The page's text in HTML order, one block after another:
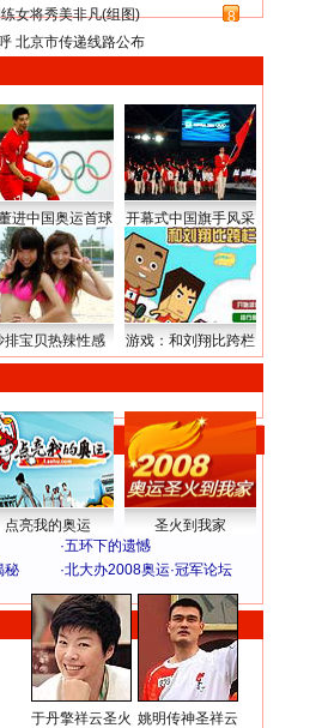
女将秀美非凡(组图)
8
北京市传递线路公布
进中国奥运首球 开幕式中国旗手风采
排宝贝热辣性感 游戏：和刘翔比跨栏
点亮我的奥运
圣火到我家
·五环下的遗憾
秘 ·北大办2008奥运·冠军论坛
于丹擎祥云圣火 姚明传神圣祥云